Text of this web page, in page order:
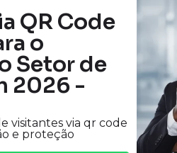
QR Code
o
Setor de
2026 -
visitantes via qr code
e proteção